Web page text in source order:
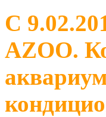
С
AZOO.